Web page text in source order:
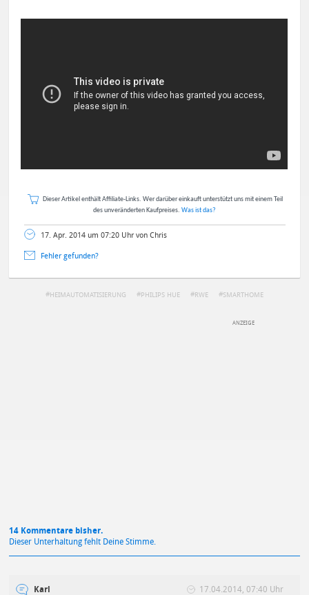
Dieser Artikel enthält Affiliate-Links. Wer darüber einkauft unterstützt uns mit einem Teil
des unveränderten Kaufpreises. Was ist das?
17. Apr. 2014 um 07:20 Uhr von Chris
Fehler gefunden?
HEIMAUTOMATISIERUNG PHILIPS HUE RWE SMARTHOME
14 Kommentare bisher.
Dieser Unterhaltung fehlt Deine Stimme.
Karl 17.04.2014, 07:40 Uhr